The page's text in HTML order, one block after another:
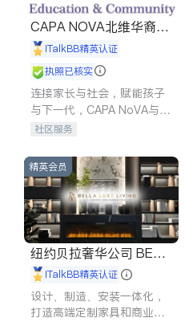
CAPA NOVA北维华裔家
长会iTalkBB精英认证
执照已核实
连接家长与社会，赋能孩子
与下一代，CAPA NoVA与您
携手建设包容、公平、充满
社区服务
精英会员
纽约贝拉奢华公司 BELL
A LUXE
iTalkBB精英认证
设计、制造、安装一体化，
打造高端定制家具和商业空